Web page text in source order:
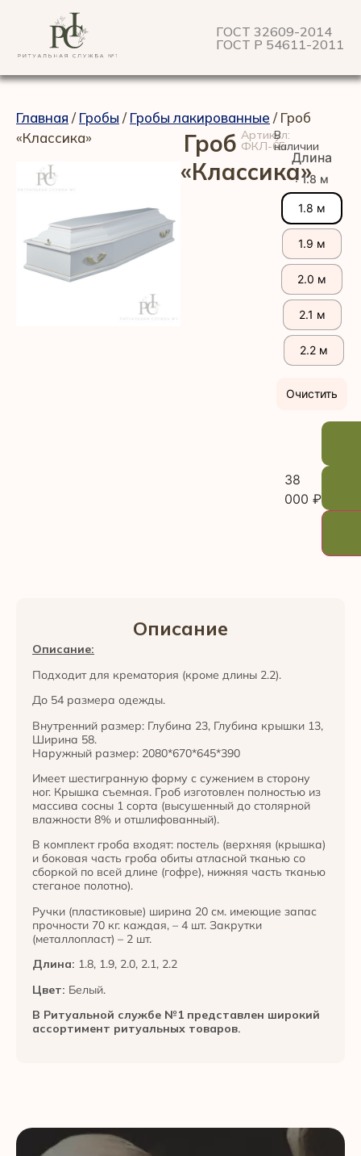
ГОСТ 32609-2014
ГОСТ Р 54611-2011
Главная /Гробы /Гробы лакированные / Гроб
«Классика»
Гроб
«Классика»
Артикул:
ФКЛ-6Б
В
наличии
Длина
: 1.8 м
1.8 м
1.9 м
2.0 м
2.1 м
2.2 м
Очистить
38
000₽
Описание
Описание:
Подходит для крематория (кроме длины 2.2).
До 54 размера одежды.
Внутренний размер: Глубина 23, Глубина крышки 13,
Ширина 58.
Наружный размер: 2080*670*645*390
Имеет шестигранную форму с сужением в сторону
ног. Крышка съемная. Гроб изготовлен полностью из
массива сосны 1 сорта (высушенный до столярной
влажности 8% и отшлифованный).
В комплект гроба входят: постель (верхняя (крышка)
и боковая часть гроба обиты атласной тканью со
сборкой по всей длине (гофре), нижняя часть тканью
стеганое полотно).
Ручки (пластиковые) ширина 20 см. имеющие запас
прочности 70 кг. каждая, – 4 шт. Закрутки
(металлопласт) – 2 шт.
Длина: 1.8, 1.9, 2.0, 2.1, 2.2
Цвет: Белый.
В Ритуальной службе №1 представлен широкий
ассортимент ритуальных товаров.